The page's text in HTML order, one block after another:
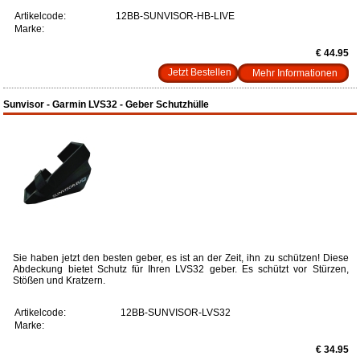
Artikelcode:
12BB-SUNVISOR-HB-LIVE
Marke:
€ 44.95
Mehr Informationen
Sunvisor - Garmin LVS32 - Geber Schutzhülle
Sie haben jetzt den besten geber, es ist an der Zeit, ihn zu schützen! Diese
Abdeckung bietet Schutz für Ihren LVS32 geber. Es schützt vor Stürzen,
Stößen und Kratzern.
Artikelcode:
12BB-SUNVISOR-LVS32
Marke:
€ 34.95